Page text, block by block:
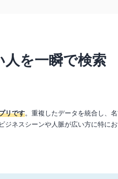
人を一瞬で検
リです。重複したデータを統合し、
ジネスシーンや人脈が広い方に特に